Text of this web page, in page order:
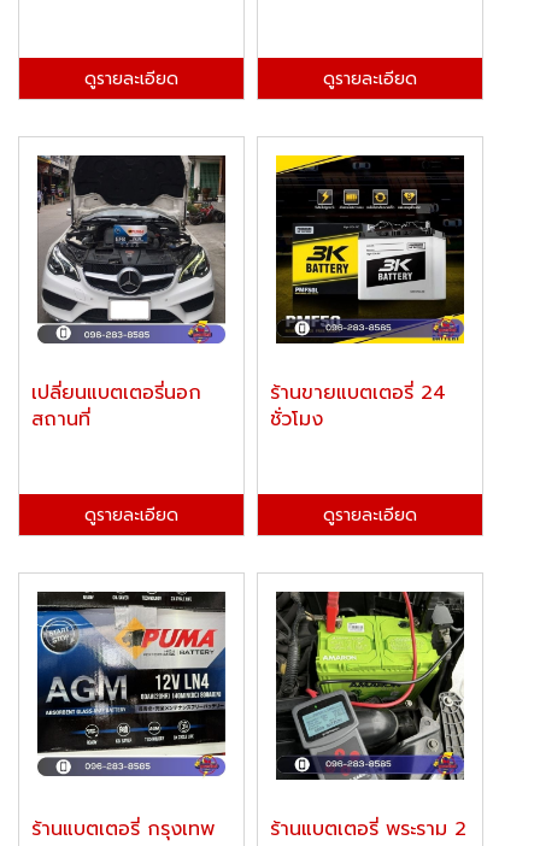
ดูรายละเอียด ดูรายละเอียด
เปลี่ยนแบตเตอรี่นอก
สถานที่
ดูรายละเอียด
ร้านขายแบตเตอรี่ 24
ชั่วโมง
ดูรายละเอียด
ร้านแบตเตอรี่ กรุงเทพ ร้านแบตเตอรี่ พระราม 2